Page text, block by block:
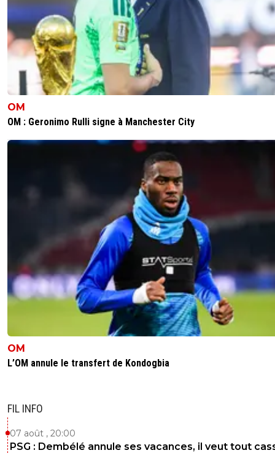
OM
OM : Geronimo Rulli signe à Manchester City
OM
L’OM annule le transfert de Kondogbia
FIL INFO
07 août , 20:00
PSG : Dembélé annule ses vacances, il veut tout